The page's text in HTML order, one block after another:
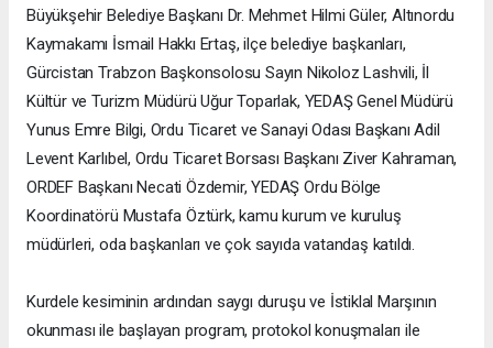
Büyükşehir Belediye Başkanı Dr. Mehmet Hilmi Güler, Altınordu
Kaymakamı İsmail Hakkı Ertaş, ilçe belediye başkanları,
Gürcistan Trabzon Başkonsolosu Sayın Nikoloz Lashvili, İl
Kültür ve Turizm Müdürü Uğur Toparlak, YEDAŞ Genel Müdürü
Yunus Emre Bilgi, Ordu Ticaret ve Sanayi Odası Başkanı Adil
Levent Karlıbel, Ordu Ticaret Borsası Başkanı Ziver Kahraman,
ORDEF Başkanı Necati Özdemir, YEDAŞ Ordu Bölge
Koordinatörü Mustafa Öztürk, kamu kurum ve kuruluş
müdürleri, oda başkanları ve çok sayıda vatandaş katıldı.
Kurdele kesiminin ardından saygı duruşu ve İstiklal Marşının
okunması ile başlayan program, protokol konuşmaları ile